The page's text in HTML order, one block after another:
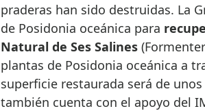
praderas han sido destruidas. La
de Posidonia oceánica para
Natural de Ses Salines
plantas de Posidonia oceánica a
superficie restaurada será de
también cuenta con el apoyo del